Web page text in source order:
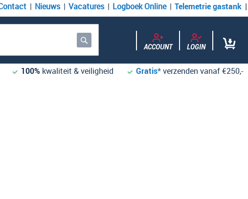
Nieuws Vacatures Logboek Online Telemetrie gastank
Zoek ACCOUNT LOGIN
100% kwaliteit & veiligheid Gratis*verzenden vanaf €250,-